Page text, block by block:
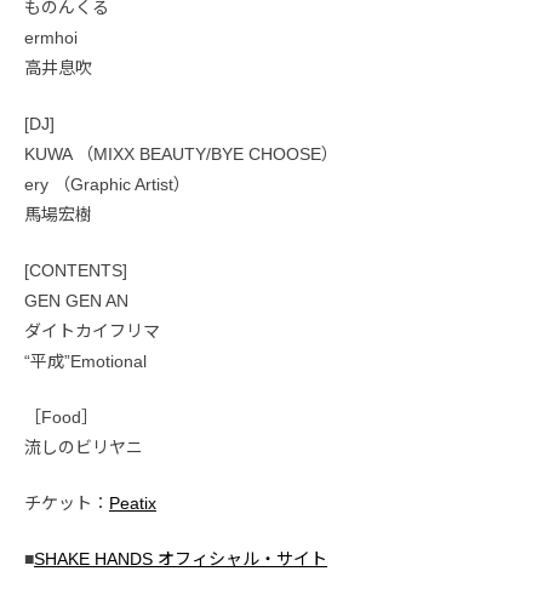
ものんくる
ermhoi
高井息吹
[DJ]
KUWA （MIXX BEAUTY/BYE CHOOSE）
ery （Graphic Artist）
馬場宏樹
[CONTENTS]
GEN GEN AN
ダイトカイフリマ
“平成”Emotional
［Food］
流しのビリヤニ
チケット： Peatix
■SHAKE HANDS オフィシャル・サイト